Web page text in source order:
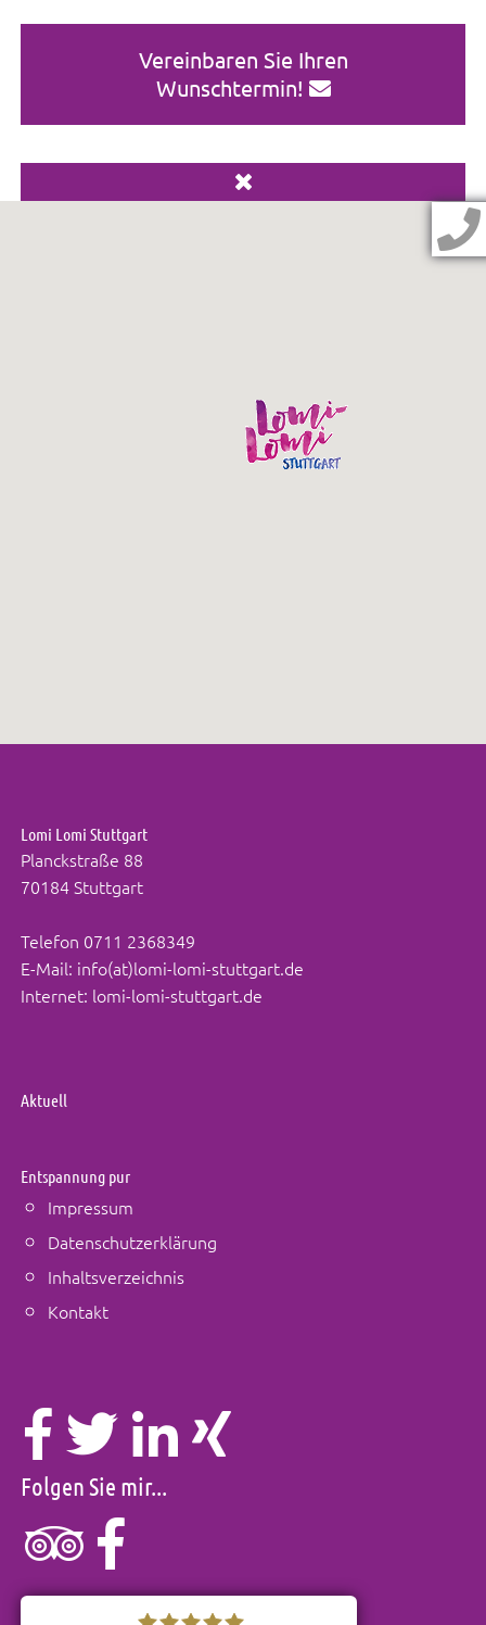
Vereinbaren Sie Ihren
Wunschtermin!
Lomi Lomi Stuttgart
Planckstraße 88
70184 Stuttgart
Telefon 0711 2368349
E-Mail: info(at)lomi-lomi-stuttgart.de
Internet: lomi-lomi-stuttgart.de
Aktuell
Entspannung pur
Impressum
Datenschutzerklärung
Inhaltsverzeichnis
Kontakt
Folgen Sie mir...